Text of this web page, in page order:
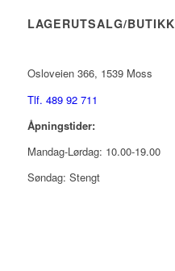
LAGERUTSALG/BUTIKK
Osloveien 366, 1539 Moss
Tlf. 489 92 711
Åpningstider:
Mandag-Lørdag: 10.00-19.00
Søndag: Stengt